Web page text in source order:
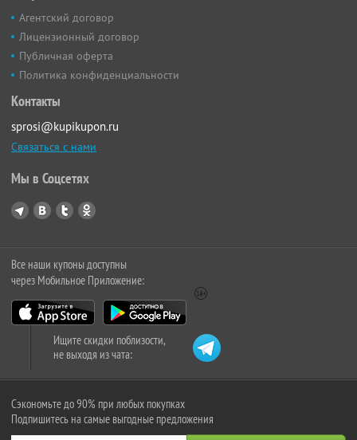
Агентский договор
Лицензионный договор
Публичная оферта
Политика конфиденциальности
Контакты
sprosi@kupikupon.ru
Связаться с нами
Мы в Соцсетях
Все наши купоны доступны
через Мобильное Приложение:
Ищите скидки поблизости,
не выходя из чата:
Сэкономьте до 90% при любых покупках
Подпишитесь на самые выгодные предложения